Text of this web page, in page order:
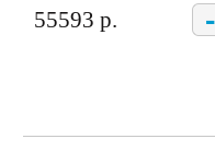
55593 р. -